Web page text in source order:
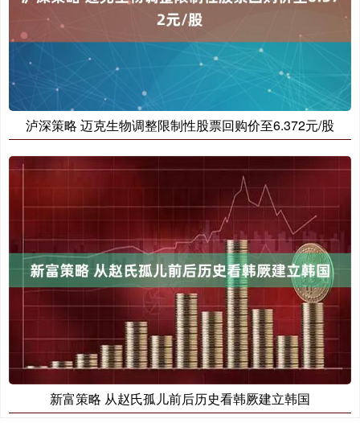
泸深策略 迈克生物调整限制性股票回购价至6.372元/股
新富策略 从赵氏孤儿前后历史看韩厥建立韩国